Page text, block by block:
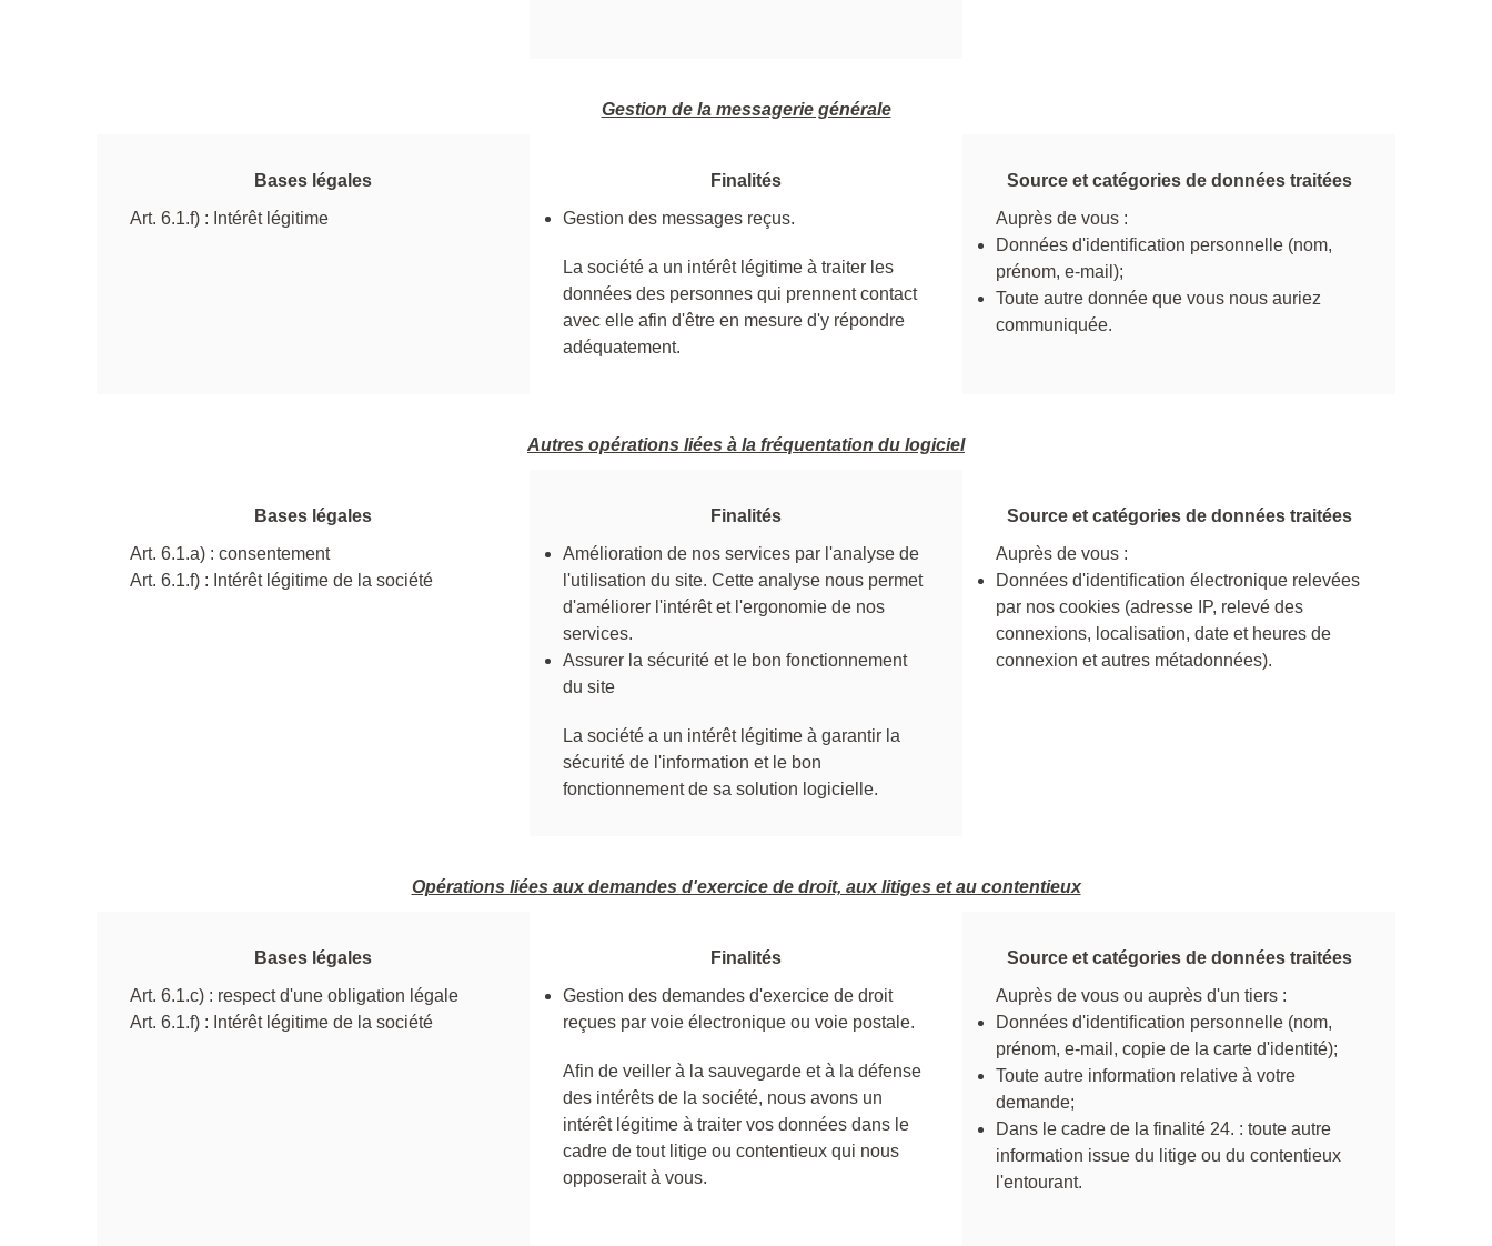
Gestion de la messagerie générale
Bases légales
Art. 6.1.f) : Intérêt légitime
Finalités
Gestion des messages reçus.
La société a un intérêt légitime à traiter les
données des personnes qui prennent contact
avec elle afin d'être en mesure d'y répondre
adéquatement.
Source et catégories de données traitées
Auprès de vous :
Données d'identification personnelle (nom,
prénom, e-mail);
Toute autre donnée que vous nous auriez
communiquée.
Autres opérations liées à la fréquentation du logiciel
Bases légales
Art. 6.1.a) : consentement
Art. 6.1.f) : Intérêt légitime de la société
Finalités
Amélioration de nos services par l'analyse de
l'utilisation du site. Cette analyse nous permet
d'améliorer l'intérêt et l'ergonomie de nos
services.
Assurer la sécurité et le bon fonctionnement
du site
La société a un intérêt légitime à garantir la
sécurité de l'information et le bon
fonctionnement de sa solution logicielle.
Source et catégories de données traitées
Auprès de vous :
Données d'identification électronique relevées
par nos cookies (adresse IP, relevé des
connexions, localisation, date et heures de
connexion et autres métadonnées).
Opérations liées aux demandes d'exercice de droit, aux litiges et au contentieux
Bases légales
Art. 6.1.c) : respect d'une obligation légale
Art. 6.1.f) : Intérêt légitime de la société
Finalités
Gestion des demandes d'exercice de droit
reçues par voie électronique ou voie postale.
Afin de veiller à la sauvegarde et à la défense
des intérêts de la société, nous avons un
intérêt légitime à traiter vos données dans le
cadre de tout litige ou contentieux qui nous
opposerait à vous.
Source et catégories de données traitées
Auprès de vous ou auprès d'un tiers :
Données d'identification personnelle (nom,
prénom, e-mail, copie de la carte d'identité);
Toute autre information relative à votre
demande;
Dans le cadre de la finalité 24. : toute autre
information issue du litige ou du contentieux
l'entourant.